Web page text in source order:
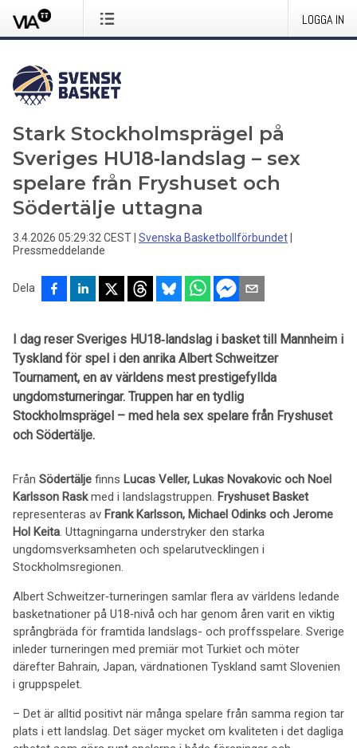
LOGGA IN
Stark Stockholmsprägel på
Sveriges HU18‑landslag – sex
spelare från Fryshuset och
Södertälje uttagna
3.4.2026 05:29:32 CEST Svenska Basketbollförbundet
Pressmeddelande
Dela
I dag reser Sveriges HU18‑landslag i basket till Mannheim i
Tyskland för spel i den anrika Albert Schweitzer
Tournament, en av världens mest prestigefyllda
ungdomsturneringar. Truppen har en tydlig
Stockholmsprägel – med hela sex spelare från Fryshuset
och Södertälje.
Från Södertälje finns Lucas Veller, Lukas Novakovic och Noel
Karlsson Raskmed i landslagstruppen. Fryshuset Basket
representeras av Frank Karlsson, Michael Odinks och Jerome
Hol Keita. Uttagningarna understryker den starka
ungdomsverksamheten och spelarutvecklingen i
Stockholmsregionen.
Albert Schweitzer‑turneringen samlar flera av världens ledande
basketnationer på U18‑nivå och har genom åren varit en viktig
språngbräda för framtida landslags- och proffsspelare. Sverige
inleder turneringen med premiär mot Turkiet och möter
därefter Bahrain, Japan, värdnationen Tyskland samt Slovenien
i gruppspelet.
– Det är alltid positivt när många spelare från samma region tar
plats i ett landslag. Det säger mycket om kvaliteten i det dagliga